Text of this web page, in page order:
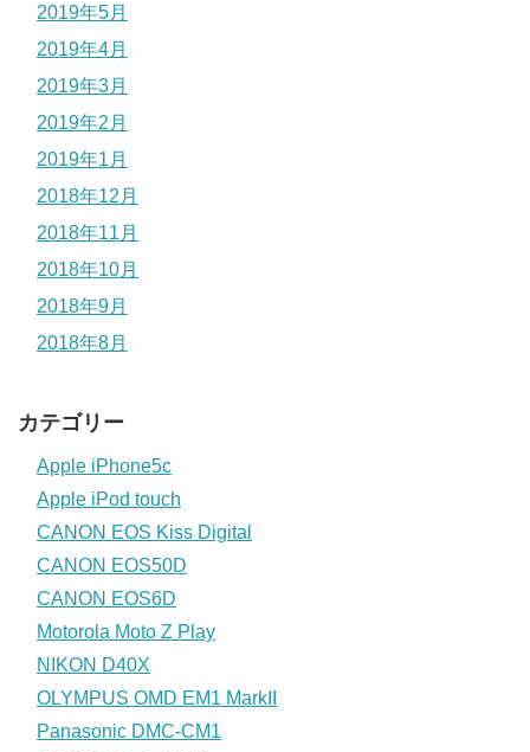
2019年5月
2019年4月
2019年3月
2019年2月
2019年1月
2018年12月
2018年11月
2018年10月
2018年9月
2018年8月
カテゴリー
Apple iPhone5c
Apple iPod touch
CANON EOS Kiss Digital
CANON EOS50D
CANON EOS6D
Motorola Moto Z Play
NIKON D40X
OLYMPUS OMD EM1 MarkII
Panasonic DMC-CM1